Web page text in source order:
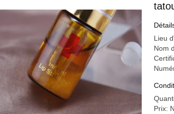
Lieu
Nom
Prix: